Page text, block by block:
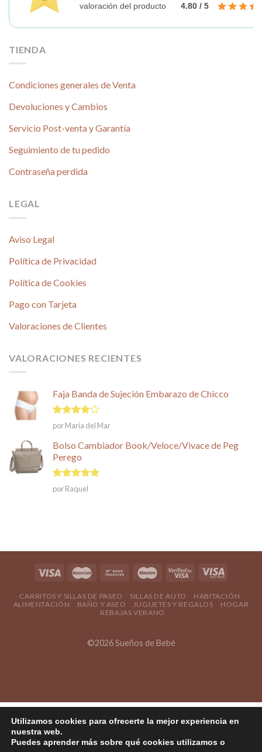
valoración del producto
4.80 / 5
TIENDA
Condiciones generales de Venta
Devoluciones y Cambios
Servicio Post-venta y Garantía
Seguimiento de tu pedido
Contraseña perdida
LEGAL
Aviso Legal
Política de Privacidad
Política de Cookies
Pago con Tarjeta
Valoraciones de Clientes
VALORACIONES RECIENTES
Faja Banda de Sujeción Embarazo de Chicco
Valorado
en
5
por María del Mar
Bolso Cambiador Book/Veloce/Vivace de Peg
Perego
Valorado en
5
de 5
por Raquel
CARRITOS Y SILLAS DE PASEO SILLAS DE AUTO
HABITACIÓN
ALIMENTACIÓN
BAÑO Y ASEO JUGUETES Y REGALOS
HOGAR
REBAJAS VERANO
©2026 Sueños de Bebé
Utilizamos cookies para ofrecerte la mejor experiencia en
nuestra web.
Puedes aprender más sobre qué cookies utilizamos o